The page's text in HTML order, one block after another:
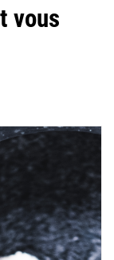
vous